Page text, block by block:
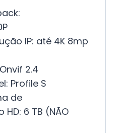
IP: até 4K 8mp
2.4
Profile S
de
6 TB (NÃO